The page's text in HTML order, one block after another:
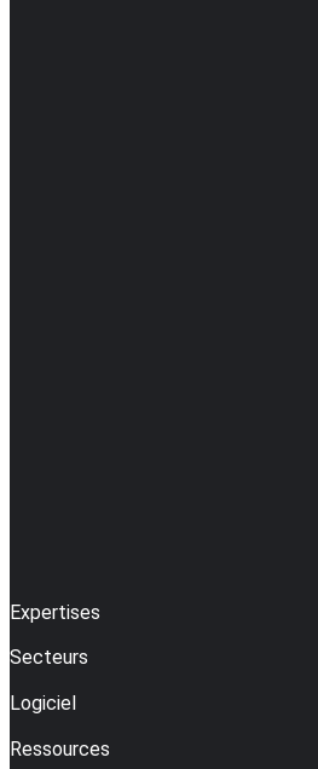
Expertises
Secteurs
Logiciel
Ressources